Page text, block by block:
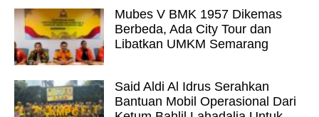
Mubes V BMK 1957 Dikemas
Berbeda, Ada City Tour dan
Libatkan UMKM Semarang
Said Aldi Al Idrus Serahkan
Bantuan Mobil Operasional Dari